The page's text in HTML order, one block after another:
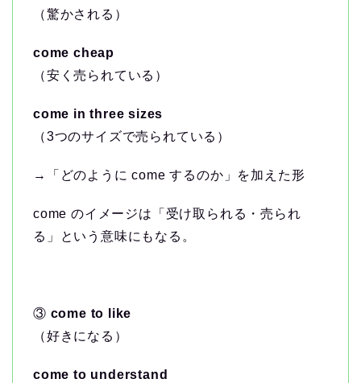
（驚かされる）
come cheap
（安く売られている）
come in three sizes
（3つのサイズで売られている）
→「どのように come するのか」を加えた形
come のイメージは「受け取られる・売られ
る」という意味にもなる。
③ come to like
（好きになる）
come to understand